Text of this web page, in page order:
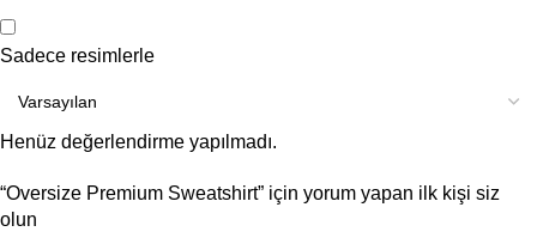
Sadece resimlerle
Henüz değerlendirme yapılmadı.
“Oversize Premium Sweatshirt” için yorum yapan ilk kişi siz
olun